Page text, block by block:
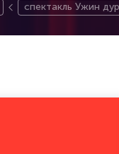
спектакль Ужин